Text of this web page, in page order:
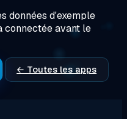
données d'exemple
connectée avant le
← Toutes les apps